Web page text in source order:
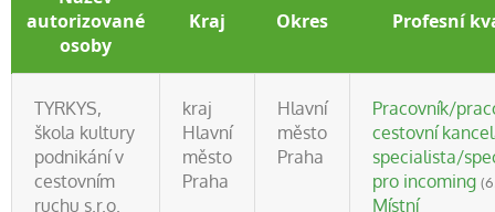
autorizované
osoby
Kraj Okres Profesní
TYRKYS,
škola kultury
podnikání v
cestovním
ruchu s.r.o.
kraj
Hlavní
město
Praha
Hlavní
město
Praha
Pracovník/
cestovní
specialista/
pro incoming
Místní